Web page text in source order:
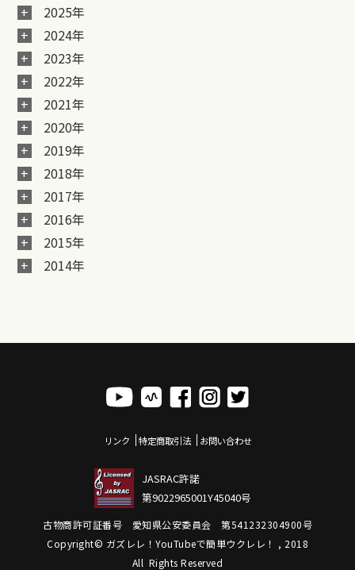
2025年
2024年
2023年
2022年
2021年
2020年
2019年
2018年
2017年
2016年
2015年
2014年
リンク 特定商取引法 お問い合わせ
JASRAC許諾
第9022965001Y45040号
古物商許可証番号 愛知県公安委員会 第541232304900号
Copyright© ガズレレ！YouTubeで簡単ウクレレ！ , 2018
All Rights Reserved